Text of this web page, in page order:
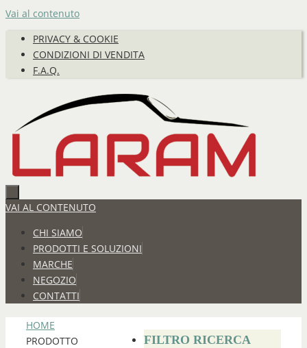
Vai al contenuto
PRIVACY & COOKIE
CONDIZIONI DI VENDITA
F.A.Q.
VAI AL CONTENUTO
CHI SIAMO
PRODOTTI E SOLUZIONI
MARCHE
NEGOZIO
CONTATTI
HOME
PRODOTTO
FILTRO RICERCA